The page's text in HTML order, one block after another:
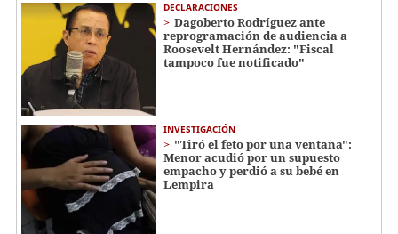
DECLARACIONES
Dagoberto Rodríguez ante
reprogramación de audiencia a
Roosevelt Hernández: "Fiscal
tampoco fue notificado"
INVESTIGACIÓN
"Tiró el feto por una ventana":
Menor acudió por un supuesto
empacho y perdió a su bebé en
Lempira